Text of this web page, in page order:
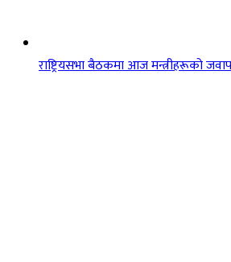
राष्ट्रियसभा बैठकमा आज मन्त्रीहरूको